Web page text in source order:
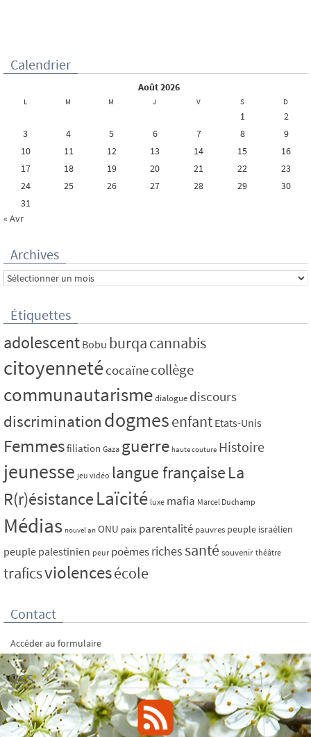
Calendrier
août 2026
L M M J V S D
1
2
3
4 5 6 7 8
9
10
11 12 13 14 15
16
17
18 19 20 21 22
23
24
25 26 27 28 29
30
31
« Avr
Archives
Archives
Étiquettes
adolescent Bobu burqacannabis
citoyennetécocaïnecollège
communautarismedialogue discours
discrimination dogmesenfant Etats-Unis
Femmesfiliation Gaza guerre haute couture Histoire
jeunesse jeu vidéo langue française La
R(r)ésistanceLaïcité luxe mafia Marcel Duchamp
Médias nouvel an ONU paix parentalité pauvres peuple israélien
peuple palestinien peur poèmesriches santé souvenir théâtre
traficsviolencesécole
Contact
Accéder au formulaire
RSS